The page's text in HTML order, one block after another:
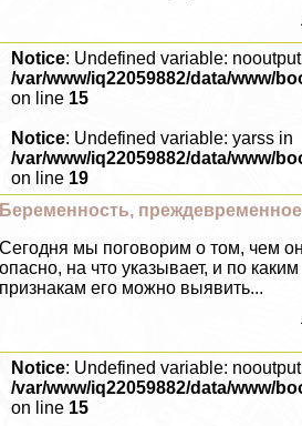
Notice: Undefined variable:
/var/www/iq22059882/data/www/
on line 15
Notice: Undefined variable: yarss in
/var/www/iq22059882/data/www/
on line 19
Беременность,
Сегодня мы поговорим о том, чем
опасно, на что указывает, и по каким
признакам его можно выявить...
Notice: Undefined variable:
/var/www/iq22059882/data/www/
on line 15